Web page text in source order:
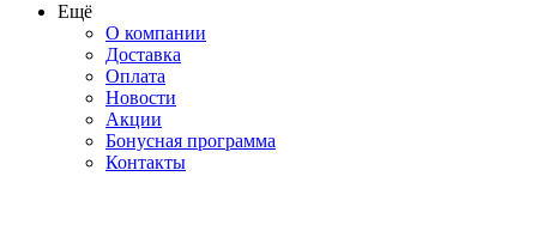
Ещё
О компании
Доставка
Оплата
Новости
Акции
Бонусная программа
Контакты